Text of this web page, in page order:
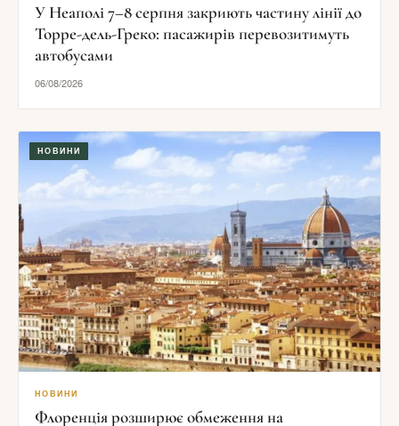
У Неаполі 7–8 серпня закриють частину лінії до
Торре-дель-Греко: пасажирів перевозитимуть
автобусами
06/08/2026
НОВИНИ
НОВИНИ
Флоренція розширює обмеження на